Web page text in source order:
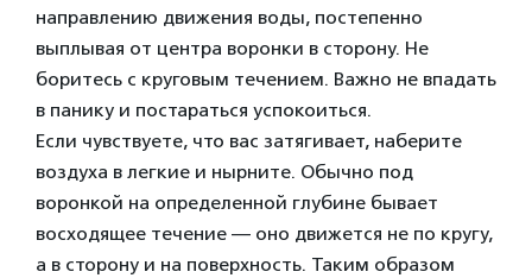
направлению движения воды, постепенно
выплывая от центра воронки в сторону. Не
боритесь с круговым течением. Важно не впадать
в панику и постараться успокоиться.
Если чувствуете, что вас затягивает, наберите
воздуха в легкие и нырните. Обычно под
воронкой на определенной глубине бывает
восходящее течение — оно движется не по кругу,
а в сторону и на поверхность. Таким образом